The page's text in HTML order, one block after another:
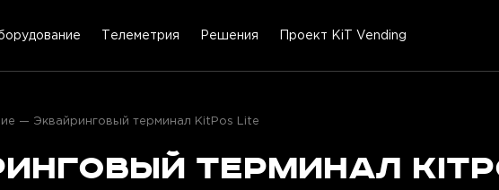
Телеметрия Решения Проект KiT Vending
Эквайринговый терминал KitPos Lite
терминал